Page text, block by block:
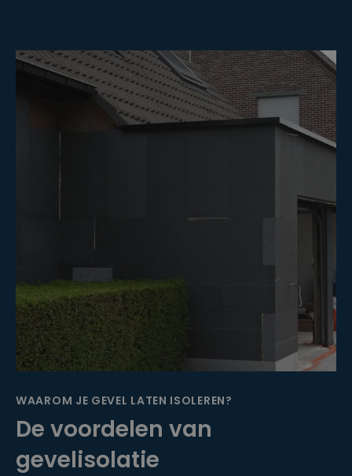
WAAROM JE GEVEL LATEN ISOLEREN?
De voordelen van
gevelisolatie